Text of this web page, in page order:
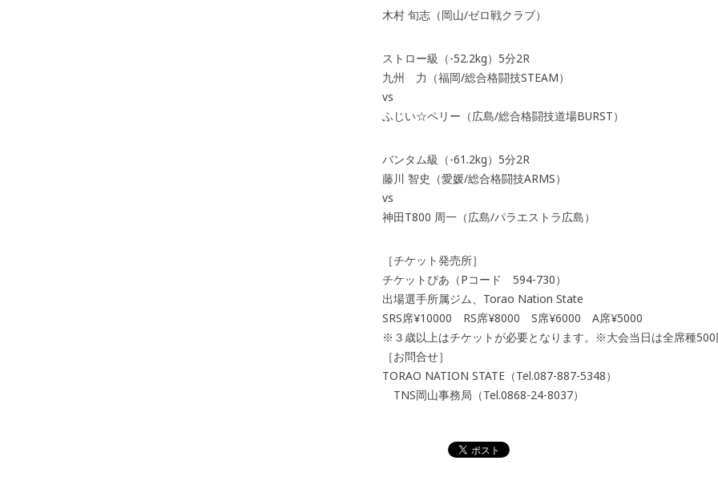
木村 旬志（岡山/ゼロ戦クラブ）
ストロー級（-52.2kg）5分2R
九州 力（福岡/総合格闘技STEAM）
vs
ふじい☆ペリー（広島/総合格闘技道場BURST）
バンタム級（-61.2kg）5分2R
藤川 智史（愛媛/総合格闘技ARMS）
vs
神田T800 周一（広島/パラエストラ広島）
［チケット発売所］
チケットぴあ（Pコード 594-730）
出場選手所属ジム、Torao Nation State
SRS席¥10000 RS席¥8000 S席¥6000 A席¥5000
※３歳以上はチケットが必要となります。※大会当日は全席種500
［お問合せ］
TORAO NATION STATE（Tel.087-887-5348）
TNS岡山事務局（Tel.0868-24-8037）